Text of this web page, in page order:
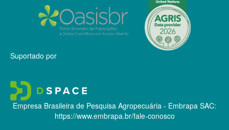
Suportado por
Empresa Brasileira de Pesquisa Agropecuária - Embrapa SAC:
https://www.embrapa.br/fale-conosco